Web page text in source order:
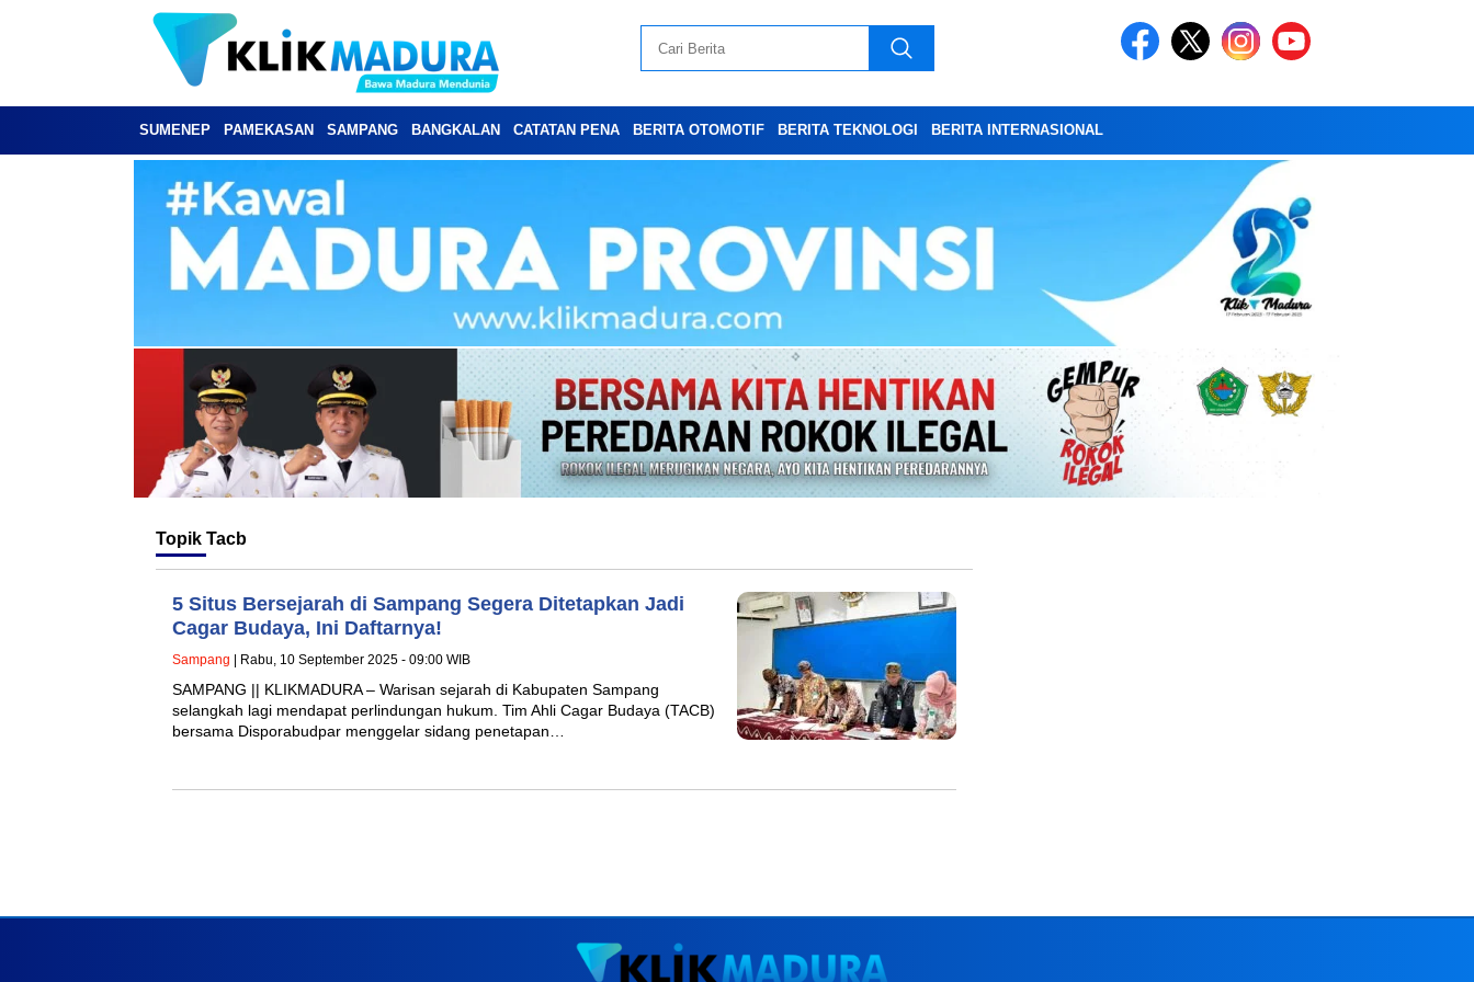
SUMENEP PAMEKASAN SAMPANG BANGKALAN CATATAN PENA BERITA OTOMOTIF BERITA TEKNOLOGI BERITA INTERNASIONAL
Topik Tacb
5 Situs Bersejarah di Sampang Segera Ditetapkan Jadi
Cagar Budaya, Ini Daftarnya!
Sampang | Rabu, 10 September 2025 - 09:00 WIB
SAMPANG || KLIKMADURA – Warisan sejarah di Kabupaten Sampang
selangkah lagi mendapat perlindungan hukum. Tim Ahli Cagar Budaya (TACB)
bersama Disporabudpar menggelar sidang penetapan…